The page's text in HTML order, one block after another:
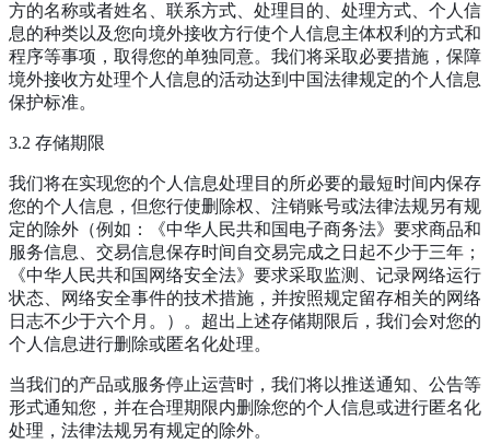
方的名称或者姓名、联系方式、处理目的、处理方式、个人信
息的种类以及您向境外接收方行使个人信息主体权利的方式和
程序等事项，取得您的单独同意。我们将采取必要措施，保障
境外接收方处理个人信息的活动达到中国法律规定的个人信息
保护标准。
3.2 存储期限
我们将在实现您的个人信息处理目的所必要的最短时间内保存
您的个人信息，但您行使删除权、注销账号或法律法规另有规
定的除外（例如：《中华人民共和国电子商务法》要求商品和
服务信息、交易信息保存时间自交易完成之日起不少于三年；
《中华人民共和国网络安全法》要求采取监测、记录网络运行
状态、网络安全事件的技术措施，并按照规定留存相关的网络
日志不少于六个月。）。超出上述存储期限后，我们会对您的
个人信息进行删除或匿名化处理。
当我们的产品或服务停止运营时，我们将以推送通知、公告等
形式通知您，并在合理期限内删除您的个人信息或进行匿名化
处理，法律法规另有规定的除外。